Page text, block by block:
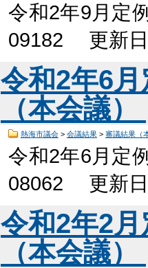
令和2年9月定
09182 更新
令和2年6
（本会議）
熱海市議会> 会議結果> 審議結果（
令和2年6月定
08062 更新
令和2年2
（本会議）